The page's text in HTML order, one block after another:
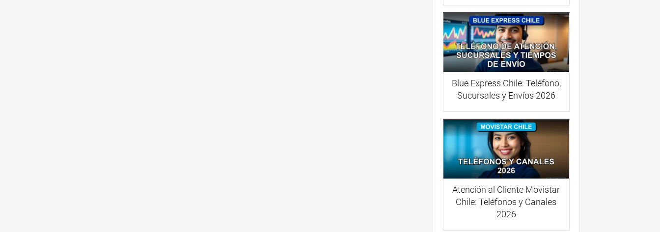
Blue Express Chile: Teléfono,
Sucursales y Envíos 2026
Atención al Cliente Movistar
Chile: Teléfonos y Canales
2026